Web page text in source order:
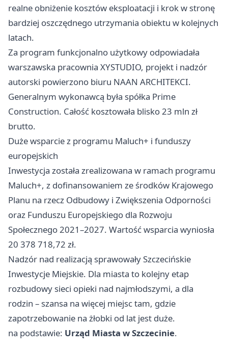
realne obniżenie kosztów eksploatacji i krok w stronę
bardziej oszczędnego utrzymania obiektu w kolejnych
latach.
Za program funkcjonalno użytkowy odpowiadała
warszawska pracownia XYSTUDIO, projekt i nadzór
autorski powierzono biuru NAAN ARCHITEKCI.
Generalnym wykonawcą była spółka Prime
Construction. Całość kosztowała blisko 23 mln zł
brutto.
Duże wsparcie z programu Maluch+ i funduszy
europejskich
Inwestycja została zrealizowana w ramach programu
Maluch+, z dofinansowaniem ze środków Krajowego
Planu na rzecz Odbudowy i Zwiększenia Odporności
oraz Funduszu Europejskiego dla Rozwoju
Społecznego 2021–2027. Wartość wsparcia wyniosła
20 378 718,72 zł.
Nadzór nad realizacją sprawowały Szczecińskie
Inwestycje Miejskie. Dla miasta to kolejny etap
rozbudowy sieci opieki nad najmłodszymi, a dla
rodzin – szansa na więcej miejsc tam, gdzie
zapotrzebowanie na żłobki od lat jest duże.
na podstawie: Urząd Miasta w Szczecinie.